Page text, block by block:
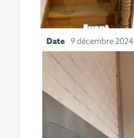
Date 9 décembre 2024